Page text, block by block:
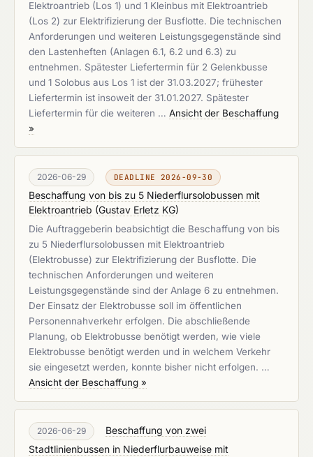
Elektroantrieb (Los 1) und 1 Kleinbus mit Elektroantrieb
(Los 2) zur Elektrifizierung der Busflotte. Die technischen
Anforderungen und weiteren Leistungsgegenstände sind
den Lastenheften (Anlagen 6.1, 6.2 und 6.3) zu
entnehmen. Spätester Liefertermin für 2 Gelenkbusse
und 1 Solobus aus Los 1 ist der 31.03.2027; frühester
Liefertermin ist insoweit der 31.01.2027. Spätester
Liefertermin für die weiteren … Ansicht der Beschaffung
»
2026-06-29 DEADLINE 2026-09-30
Beschaffung von bis zu 5 Niederflursolobussen mit
Elektroantrieb (Gustav Erletz KG)
Die Auftraggeberin beabsichtigt die Beschaffung von bis
zu 5 Niederflursolobussen mit Elektroantrieb
(Elektrobusse) zur Elektrifizierung der Busflotte. Die
technischen Anforderungen und weiteren
Leistungsgegenstände sind der Anlage 6 zu entnehmen.
Der Einsatz der Elektrobusse soll im öffentlichen
Personennahverkehr erfolgen. Die abschließende
Planung, ob Elektrobusse benötigt werden, wie viele
Elektrobusse benötigt werden und in welchem Verkehr
sie eingesetzt werden, konnte bisher nicht erfolgen. …
Ansicht der Beschaffung »
2026-06-29
Beschaffung von zwei
Stadtlinienbussen in Niederflurbauweise mit